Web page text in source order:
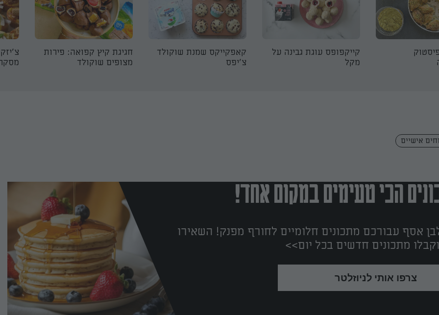
קייקפופס עוגת גבינה על
מקל
קאפקייקס שמנת שוקולד
צ׳יפס
חגיגת קיץ קפואה: פירות
מצופים שוקולד
אישיים
הכי טעימים במקום אחד!
אסף עבורכם מתכונים חלומיים לחורף מפנק! השאירו
מתכונים חדשים בכל יום>>
צרפו אותי לניוזלטר